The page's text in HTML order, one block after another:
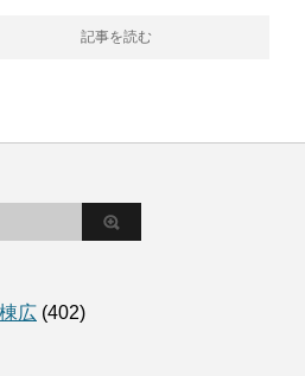
記事を読む
広 (402)